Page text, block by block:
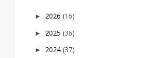
► 2026 (16)
► 2025 (36)
► 2024 (37)